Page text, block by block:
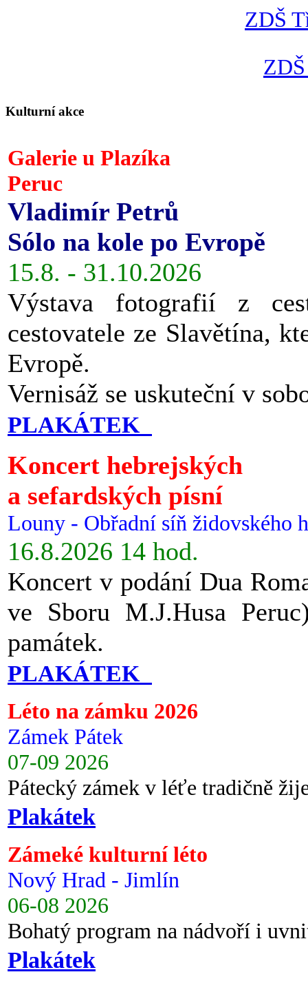
ZDŠ
Kulturní akce
Galerie u Plazíka
Peruc
Vladimír Petrů
Sólo na kole po Evropě
15.8. - 31.10.2026
Výstava fotografií z
cestovatele ze Slavětína,
Evropě.
Vernisáž se uskuteční v
PLAKÁTEK
Koncert hebrejských
a sefardských písní
Louny - Obřadní síň židovského
16.8.2026 14 hod.
Koncert v podání Dua
ve Sboru M.J.Husa
památek.
PLAKÁTEK
Léto na zámku 2026
Zámek Pátek
07-09 2026
Pátecký zámek v léťe tradičně
Plakátek
Zámeké kulturní léto
Nový Hrad - Jimlín
06-08 2026
Bohatý program na nádvoří i
Plakátek